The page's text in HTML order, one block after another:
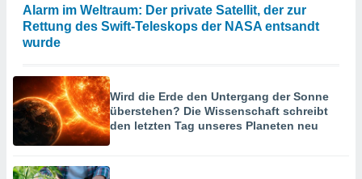
Alarm im Weltraum: Der private Satellit, der zur
Rettung des Swift-Teleskops der NASA entsandt
wurde
Wird die Erde den Untergang der Sonne
überstehen? Die Wissenschaft schreibt
den letzten Tag unseres Planeten neu